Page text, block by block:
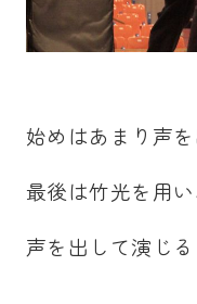
始めはあまり声を
最後は竹光を用い
声を出して演じ